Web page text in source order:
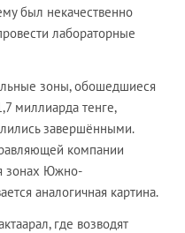
был некачественно
лабораторные
зоны, обошедшиеся
миллиарда тенге,
завершёнными.
компании
зонах Южно-
аналогичная картина.
где возводят